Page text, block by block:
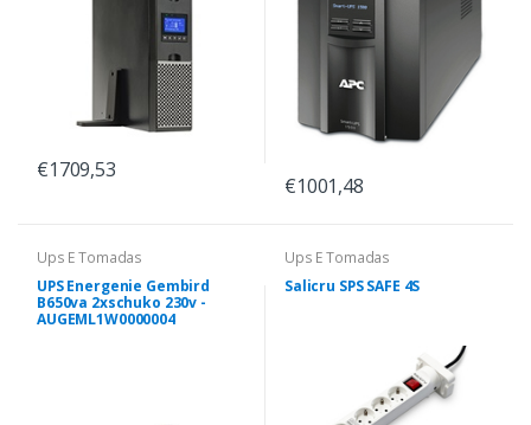
€1709,53
€1001,48
Ups E Tomadas
UPS Energenie Gembird
B650va 2xschuko 230v -
AUGEML1W0000004
Ups E Tomadas
Salicru SPS SAFE 4S